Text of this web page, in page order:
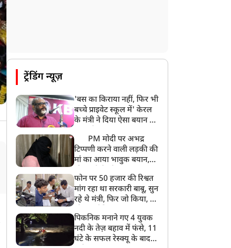
ट्रेंडिंग न्यूज़
'बस का किराया नहीं, फिर भी
बच्चे प्राइवेट स्कूल में' केरल
के मंत्री ने दिया ऐसा बयान की
PM मोदी पर अभद्र
टिप्पणी करने वाली लड़की की
मां का आया भावुक बयान,
बेटी को गोद लें प्रधानमंत्री
फोन पर 50 हजार की रिश्वत
मांग रहा था सरकारी बाबू, सुन
रहे थे मंत्री, फिर जो किया, वो
पिकनिक मनाने गए 4 युवक
नदी के तेज़ बहाव में फंसे, 11
घंटे के सफल रेस्क्यू के बाद